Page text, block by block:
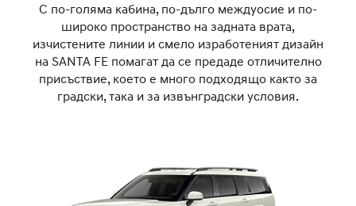
С по-голяма кабина, по-дълго междуосие и по-
широко пространство на задната врата,
изчистените линии и смело изработеният дизайн
на SANTA FE помагат да се предаде отличително
присъствие, което е много подходящо както за
градски, така и за извънградски условия.